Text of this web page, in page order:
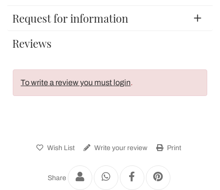
Request for information
Reviews
To write a review you must login.
Wish List Write your review Print
Share